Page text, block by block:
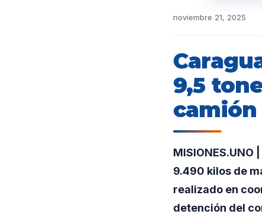
noviembre 21, 2025
9,5
9.490 kilos de
realizado en
detención del